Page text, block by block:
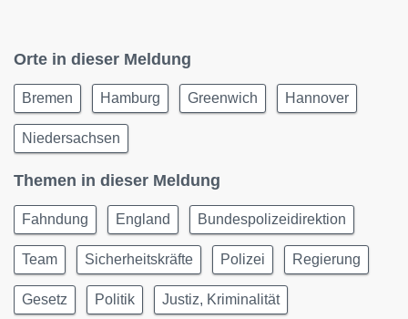
Orte in dieser Meldung
Bremen Hamburg Greenwich Hannover
Niedersachsen
Themen in dieser Meldung
Fahndung England Bundespolizeidirektion
Team Sicherheitskräfte Polizei Regierung
Gesetz Politik Justiz, Kriminalität